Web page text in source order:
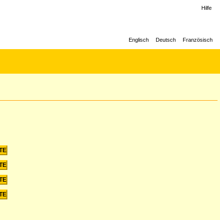
Hilfe
Englisch Deutsch Französisch